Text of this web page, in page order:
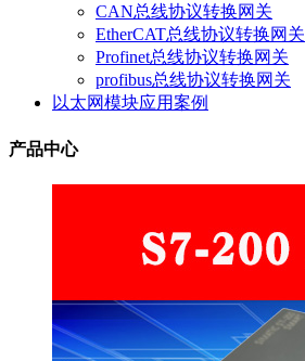
CAN总线协议转换网关
EtherCAT总线协议转换网关
Profinet总线协议转换网关
profibus总线协议转换网关
以太网模块应用案例
产品中心